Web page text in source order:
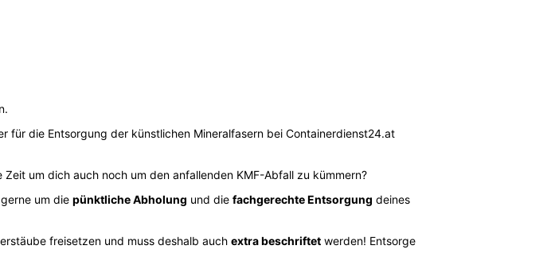
für die Entsorgung der künstlichen Mineralfasern bei Containerdienst24.at
um dich auch noch um den anfallenden KMF-Abfall zu kümmern?
um die pünktliche Abholung und die fachgerechte Entsorgung deines
freisetzen und muss deshalb auch extra beschriftetwerden! Entsorge